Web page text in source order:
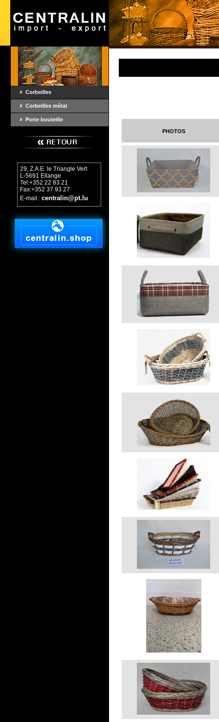
Corbeilles
Corbeilles métal
Porte bouteille
29, Z.A.E. le Triangle Vert
L-5691 Ellange
Tel:+352 22 83 21
Fax:+352 37 93 27
E-mail : centralin@pt.lu
photos